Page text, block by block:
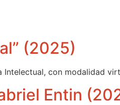
(2025)
Intelectual, con modalidad
Entin